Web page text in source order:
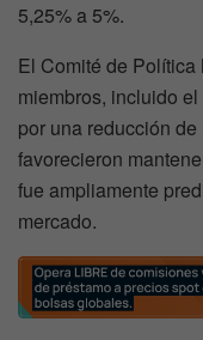
5,25% a 5%.
El Comité de
miembros, incluido
por una reducción
favorecieron
fue ampliamente
mercado.